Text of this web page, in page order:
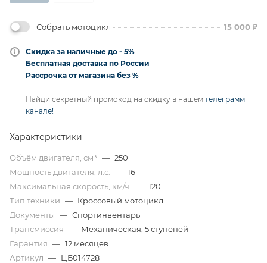
Собрать мотоцикл 15 000 ₽
Скидка за наличные до - 5%
Бесплатная доставка по России
Рассрочка от магазина без %
Найди секретный промокод на скидку в нашем телеграмм
канале!
Характеристики
Объём двигателя, см³ — 250
Мощность двигателя, л.с.
— 16
Максимальная скорость, км/ч.
— 120
Тип техники — Кроссовый мотоцикл
Документы — Спортинвентарь
Трансмиссия — Механическая, 5 ступеней
Гарантия — 12 месяцев
Артикул — ЦБ014728